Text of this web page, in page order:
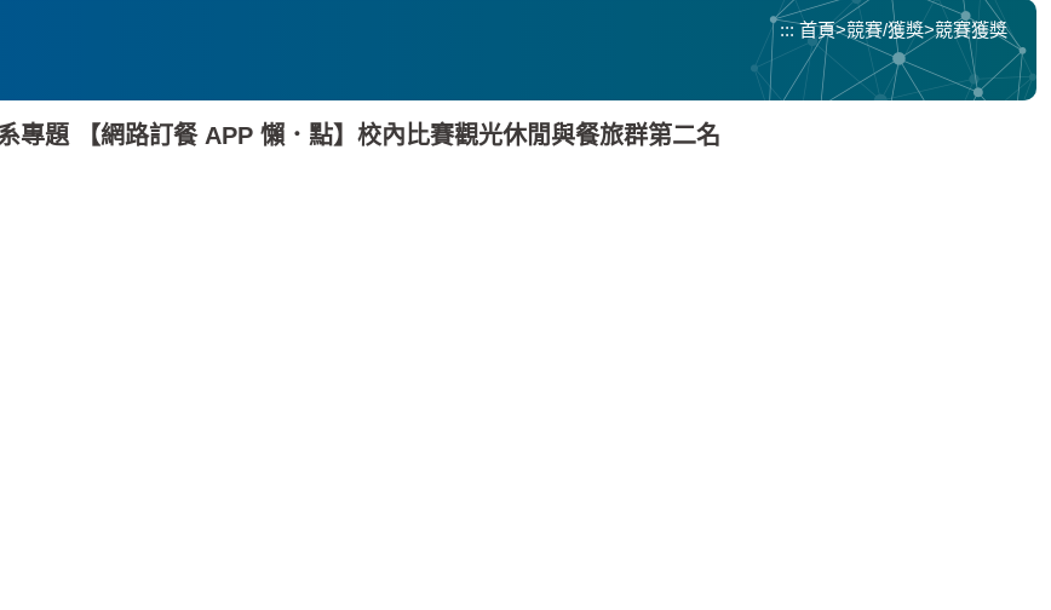
::: 首頁>競賽/獲獎>競賽獲獎
專題 【網路訂餐 APP 懶．點】校內比賽觀光休閒與餐旅群第二名